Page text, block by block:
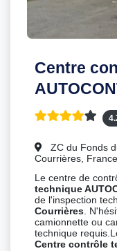
Centre
ZC du Fonds
Courrières, France
Le centre de
technique
de l'inspection
Courrières.
camionnette ou
technique
Centre contrôle